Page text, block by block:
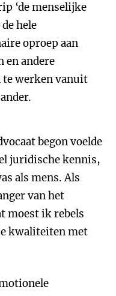
‘de menselijke
hele
oproep aan
en andere
te werken vanuit
begon voelde
juridische kennis,
als mens. Als
van het
moest ik rebels
kwaliteiten met